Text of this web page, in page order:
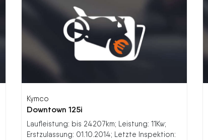
Kymco
Downtown 125i
Laufleistung: bis 24207km; Leistung: 11Kw;
Erstzulassung: 01.10.2014; Letzte Inspektion: